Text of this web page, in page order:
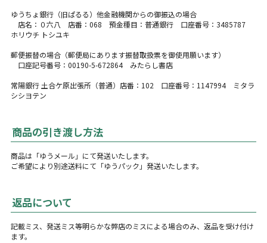
ゆうちょ銀行（旧ぱるる）他金融機関からの御振込の場合
店名：０六八 店番：068 預金種目：普通銀行 口座番号：3485787
ホリウチ トシユキ
郵便振替の場合（郵便局にあります振替取扱票を御使用願います）
口座記号番号：00190-5-672864 みたらし書店
常陽銀行 土合ケ原出張所（普通）店番：102 口座番号：1147994 ミタラ
シシヨテン
商品の引き渡し方法
商品は「ゆうメール」にて発送いたします。
ご希望により別途送料にて「ゆうパック」発送いたします。
返品について
記載ミス、発送ミス等明らかな弊店のミスによる場合のみ、返品を受け付け
ます。